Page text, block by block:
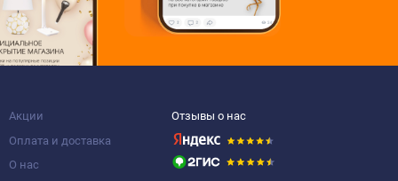
Акции
Оплата и доставка
О нас
Отзывы о нас